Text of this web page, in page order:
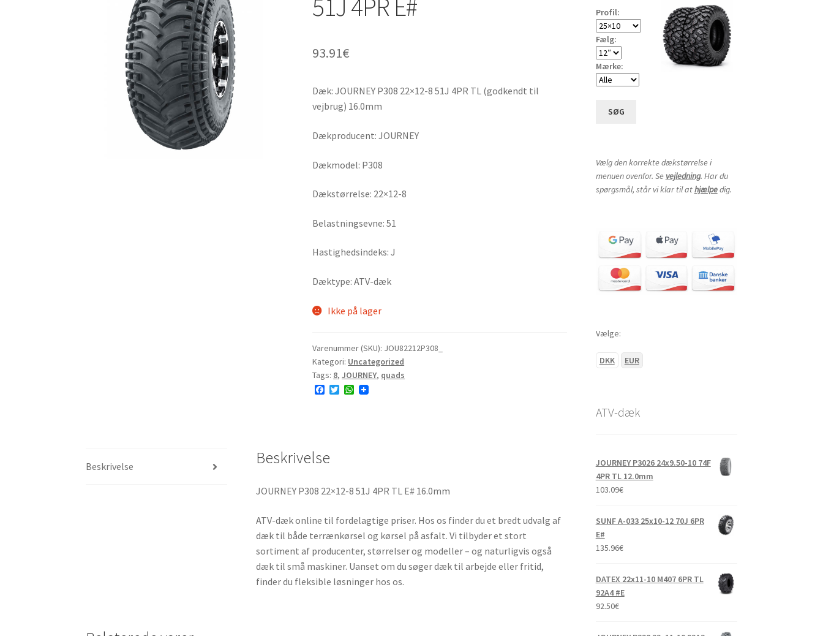
51J 4PR E#
93.91€
Dæk: JOURNEY P308 22×12-8 51J 4PR TL (godkendt til
vejbrug) 16.0mm
Dækproducent: JOURNEY
Dækmodel: P308
Dækstørrelse: 22×12-8
Belastningsevne: 51
Hastighedsindeks: J
Dæktype: ATV-dæk
Ikke på lager
Varenummer (SKU): JOU82212P308_
Kategori: Uncategorized
Tags: 8,JOURNEY, quads
F
k
T
W
Beskrivelse Beskrivelse
JOURNEY P308 22×12-8 51J 4PR TL E# 16.0mm
ATV-dæk online til fordelagtige priser. Hos os finder du et bredt udvalg af
dæk til både terrænkørsel og kørsel på asfalt. Vi tilbyder et stort
sortiment af producenter, størrelser og modeller – og naturligvis også
dæk til små maskiner. Uanset om du søger dæk til arbejde eller fritid,
finder du fleksible løsninger hos os.
Profil:
Fælg:
Mærke:
SØG
Vælg den korrekte dækstørrelse i
menuen ovenfor. Se vejledning. Har du
spørgsmål, står vi klar til athjælpedig.
Vælge:
DKK EUR
ATV-dæk
JOURNEY P3026 24x9.50-10 74F
4PR TL 12.0mm
103.09€
SUNF A-033 25x10-12 70J 6PR
E#
135.96€
DATEX 22x11-10 M407 6PR TL
92A4 #E
92.50€